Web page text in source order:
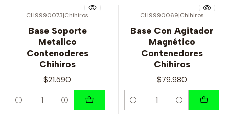
CH9990073|Chihiros
Base Soporte
Metalico
Contenoderes
Chihiros
$21.590
Cantidad
CH9990069|Chihiros
Base Con Agitador
Magnético
Contenedores
Chihiros
$79.980
Cantidad